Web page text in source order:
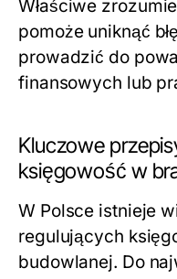
Właściwe
pomoże uniknąć
prowadzić do
finansowych lub
Kluczowe
księgowość w
W Polsce istnieje
regulujących
budowlanej. Do